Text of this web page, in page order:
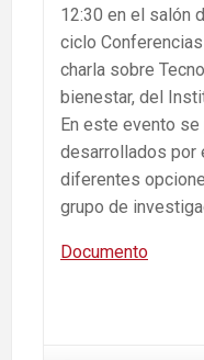
12:30 en el salón
ciclo
charla sobre
bienestar, del
En este evento
desarrollados por
diferentes
grupo de
Documento